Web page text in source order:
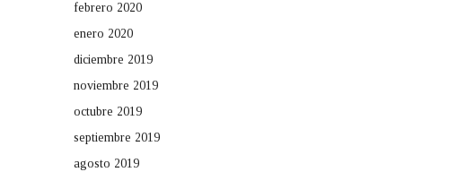
febrero 2020
enero 2020
diciembre 2019
noviembre 2019
octubre 2019
septiembre 2019
agosto 2019